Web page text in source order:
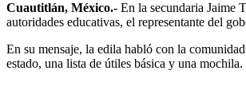
Cuautitlán, México.- En la secundaria Jaime
autoridades educativas, el representante del
En su mensaje, la edila habló con la
estado, una lista de útiles básica y una mochila.